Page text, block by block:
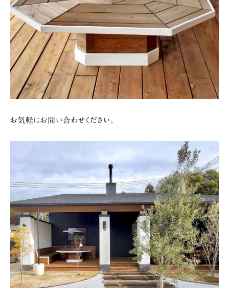
お気軽にお問い合わせください。